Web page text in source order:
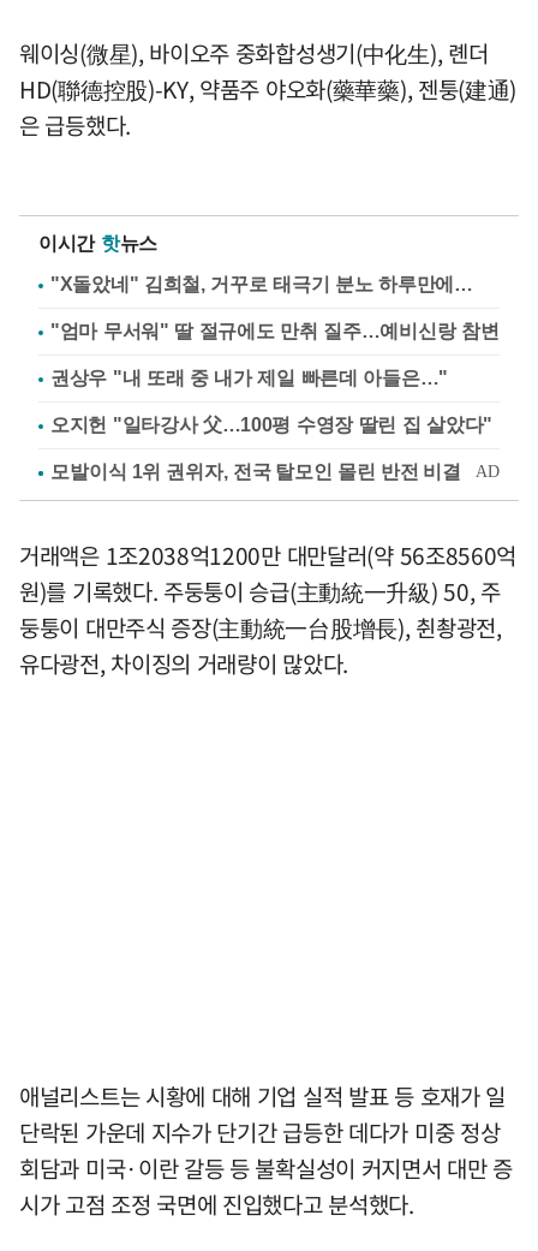
웨이싱(微星), 바이오주 중화합성생기(中化生), 롄더
HD(聯德控股)-KY, 약품주 야오화(藥華藥), 젠퉁(建通)
은 급등했다.
이시간 핫뉴스
"X돌았네" 김희철, 거꾸로 태극기 분노 하루만에…
"엄마 무서워" 딸 절규에도 만취 질주…예비신랑 참변
권상우 "내 또래 중 내가 제일 빠른데 아들은…"
오지헌 "일타강사 父…100평 수영장 딸린 집 살았다"
거래액은 1조2038억1200만 대만달러(약 56조8560억
원)를 기록했다. 주둥퉁이 승급(主動統一升級) 50, 주
둥퉁이 대만주식 증장(主動統一台股增長), 췬촹광전,
유다광전, 차이징의 거래량이 많았다.
애널리스트는 시황에 대해 기업 실적 발표 등 호재가 일
단락된 가운데 지수가 단기간 급등한 데다가 미중 정상
회담과 미국·이란 갈등 등 불확실성이 커지면서 대만 증
시가 고점 조정 국면에 진입했다고 분석했다.